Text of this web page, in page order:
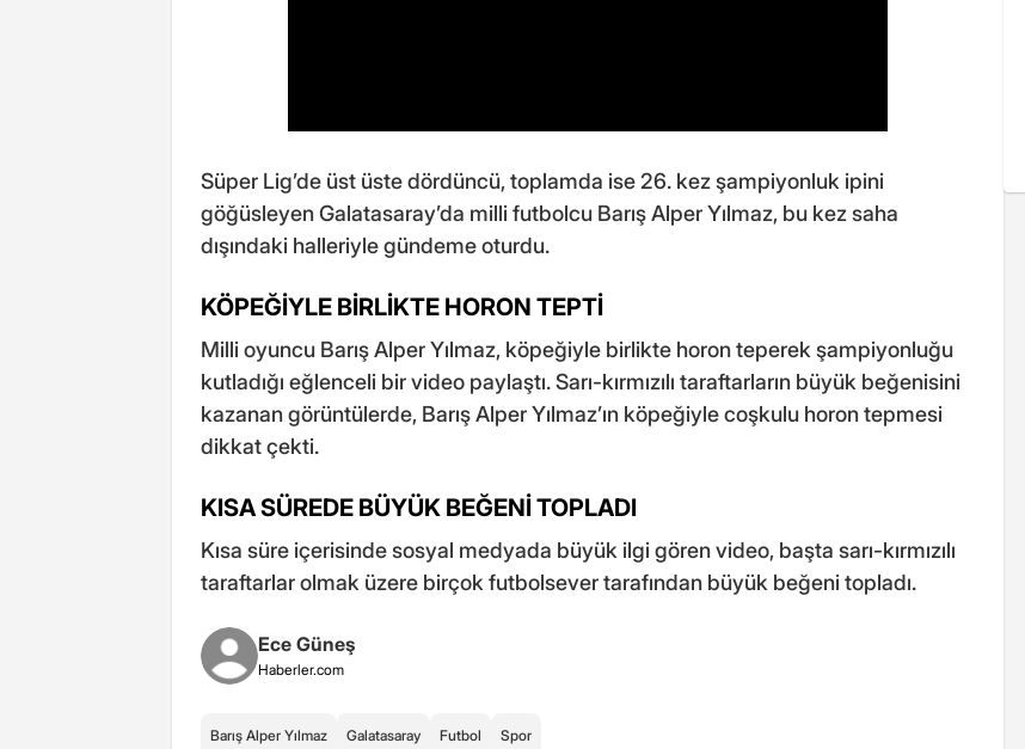
Süper Lig’de üst üste dördüncü, toplamda ise 26. kez şampiyonluk ipini
göğüsleyen Galatasaray’da milli futbolcu Barış Alper Yılmaz, bu kez saha
dışındaki halleriyle gündeme oturdu.
KÖPEĞİYLE BİRLİKTE HORON TEPTİ
Milli oyuncu Barış Alper Yılmaz, köpeğiyle birlikte horon teperek şampiyonluğu
kutladığı eğlenceli bir video paylaştı. Sarı-kırmızılı taraftarların büyük beğenisini
kazanan görüntülerde, Barış Alper Yılmaz’ın köpeğiyle coşkulu horon tepmesi
dikkat çekti.
KISA SÜREDE BÜYÜK BEĞENİ TOPLADI
Kısa süre içerisinde sosyal medyada büyük ilgi gören video, başta sarı-kırmızılı
taraftarlar olmak üzere birçok futbolsever tarafından büyük beğeni topladı.
Ece Güneş
Haberler.com
Barış Alper Yılmaz Galatasaray Futbol Spor